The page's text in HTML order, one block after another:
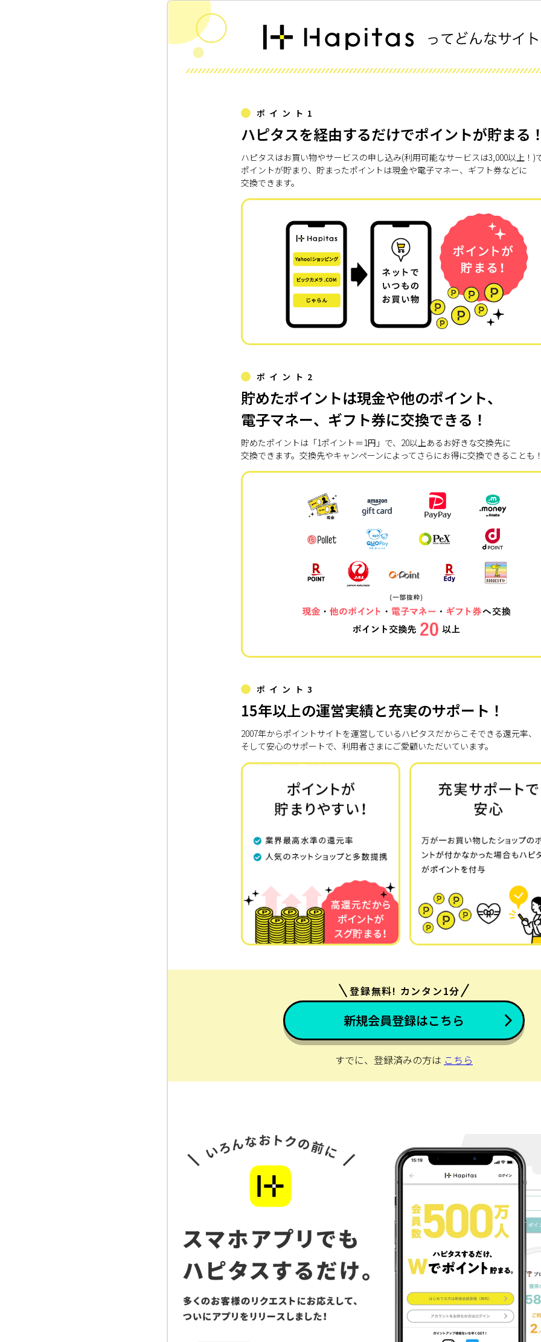
ポイント1
ハピタスを経由するだけでポイントが貯まる
ハピタスはお買い物やサービスの申し込み(利用可能なサービスは3,000以上！)
ポイントが貯まり、貯まったポイントは現金や電子マネー、ギフト券などに
交換できます。
ポイント2
貯めたポイントは現金や他のポイント、
電子マネー、ギフト券に交換できる！
貯めたポイントは「1ポイント＝1円」で、20以上あるお好きな交換先に
交換できます。交換先やキャンペーンによってさらにお得に交換できることも
ポイント3
15年以上の運営実績と充実のサポート！
2007年からポイントサイトを運営しているハピタスだからこそできる還元率、
そして安心のサポートで、利用者さまにご愛顧いただいています。
登録無料! カンタン1分
新規会員登録はこちら
すでに、登録済みの方は こちら